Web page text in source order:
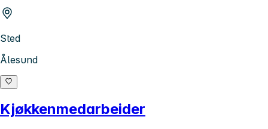
Sted
Ålesund
Kjøkkenmedarbeider